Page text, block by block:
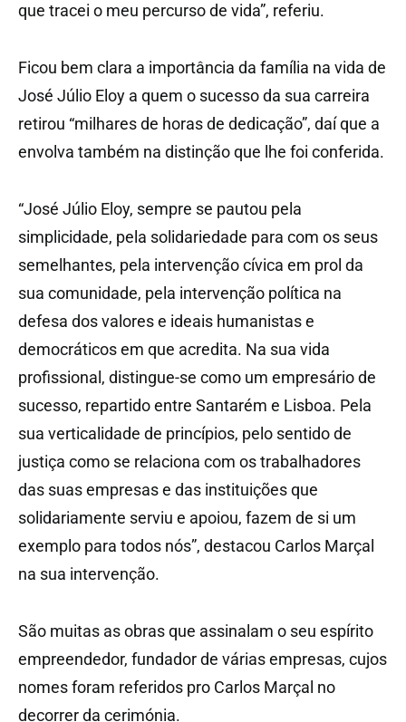
que tracei o meu percurso de vida”, referiu.
Ficou bem clara a importância da família na vida de
José Júlio Eloy a quem o sucesso da sua carreira
retirou “milhares de horas de dedicação”, daí que a
envolva também na distinção que lhe foi conferida.
“José Júlio Eloy, sempre se pautou pela
simplicidade, pela solidariedade para com os seus
semelhantes, pela intervenção cívica em prol da
sua comunidade, pela intervenção política na
defesa dos valores e ideais humanistas e
democráticos em que acredita. Na sua vida
profissional, distingue-se como um empresário de
sucesso, repartido entre Santarém e Lisboa. Pela
sua verticalidade de princípios, pelo sentido de
justiça como se relaciona com os trabalhadores
das suas empresas e das instituições que
solidariamente serviu e apoiou, fazem de si um
exemplo para todos nós”, destacou Carlos Marçal
na sua intervenção.
São muitas as obras que assinalam o seu espírito
empreendedor, fundador de várias empresas, cujos
nomes foram referidos pro Carlos Marçal no
decorrer da cerimónia.